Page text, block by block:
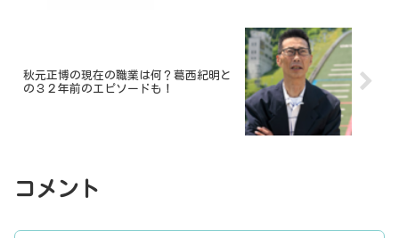
秋元正博の現在の職業は何？葛西紀明と
の３２年前のエピソードも！
コメント